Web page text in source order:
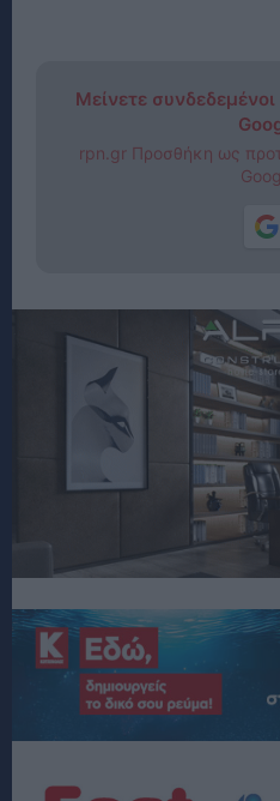
Μείνετε
rpn.gr Προσθήκη ως